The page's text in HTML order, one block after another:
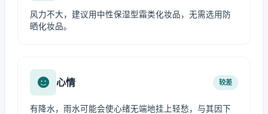
风力不大，建议用中性保湿型霜类化妆品，无需选用防
晒化妆品。
心情 较差
有降水，雨水可能会使心绪无端地挂上轻愁，与其因下